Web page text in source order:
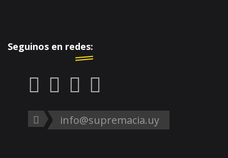
Seguinos en redes:
info@supremacia.uy